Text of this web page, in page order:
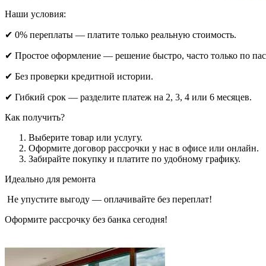
Наши условия:
✔ 0% переплаты — платите только реальную стоимость.
✔ Простое оформление — решение быстро, часто только по
✔ Без проверки кредитной истории.
✔ Гибкий срок — разделите платеж на 2, 3, 4 или 6 месяцев.
Как получить?
Выберите товар или услугу.
Оформите договор рассрочки у нас в офисе или онлайн.
Забирайте покупку и платите по удобному графику.
Идеально для ремонта
Не упустите выгоду — оплачивайте без переплат!
Оформите рассрочку без банка сегодня!